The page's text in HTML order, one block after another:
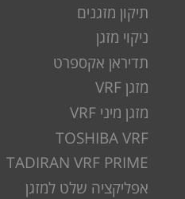
תיקון מזגנים
ניקוי מזגן
תדיראן אקספרט
מזגן VRF
מזגן מיני VRF
TOSHIBA VRF
TADIRAN VRF PRIME
אפליקציה שלט למזגן